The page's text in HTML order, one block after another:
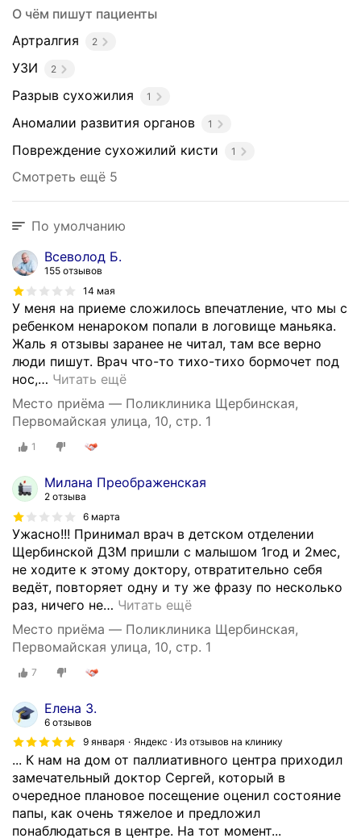
О чём пишут пациенты
Артралгия
2
УЗИ 2
Разрыв сухожилия 1
Аномалии развития органов 1
Повреждение сухожилий кисти 1
Смотреть ещё 5
По умолчанию
Всеволод Б.
155 отзывов
14 мая
У меня на приеме сложилось впечатление, что мы с
ребенком ненароком попали в логовище маньяка.
Жаль я отзывы заранее не читал, там все верно
люди пишут. Врач что-то тихо-тихо бормочет под
нос,… Читать ещё
Место приёма — Поликлиника Щербинская,
Первомайская улица, 10, стр. 1
1
Милана Преображенская
2 отзыва
6 марта
Ужасно!!! Принимал врач в детском отделении
Щербинской ДЗМ пришли с малышом 1год и 2мес,
не ходите к этому доктору, отвратительно себя
ведёт, повторяет одну и ту же фразу по несколько
раз, ничего не… Читать ещё
Место приёма — Поликлиника Щербинская,
Первомайская улица, 10, стр. 1
7
Елена З.
6 отзывов
9 января
Яндекс · Из отзывов на клинику
... К нам на дом от паллиативного центра приходил
замечательный доктор Сергей, который в
очередное плановое посещение оценил состояние
папы, как очень тяжелое и предложил
понаблюдаться в центре. На тот момент...